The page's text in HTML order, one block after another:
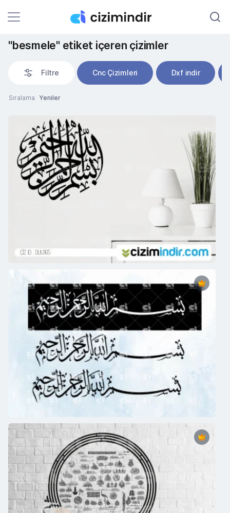
"besmele" etiket içeren çizimler
Filtre Cnc Çizimleri Dxf indir
Sıralama Yeniler